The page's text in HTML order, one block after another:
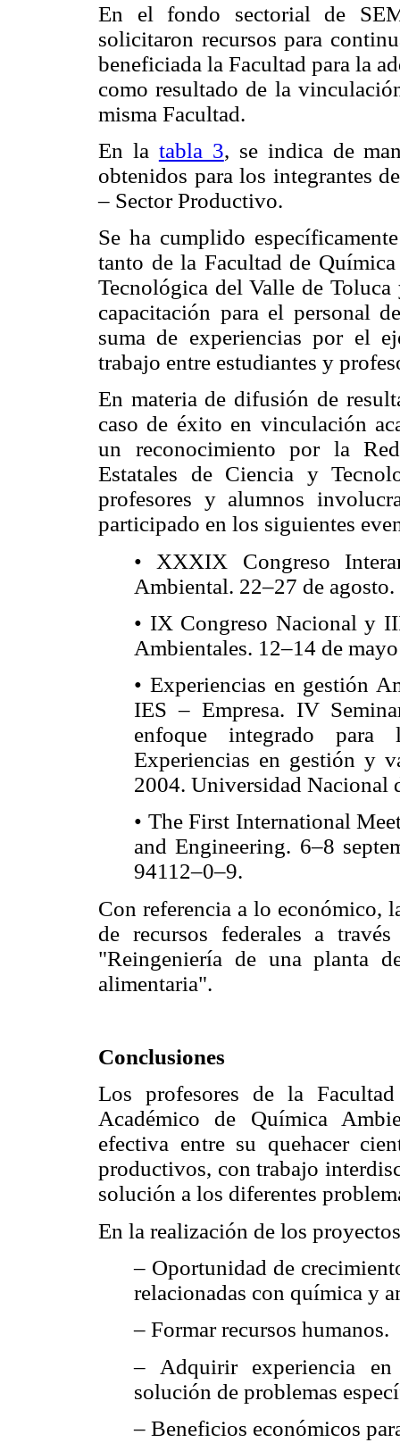
En el fondo sectorial de
solicitaron recursos para
beneficiada la Facultad para la
como resultado de la
misma Facultad.
En la tabla 3, se indica de
obtenidos para los integrantes
– Sector Productivo.
Se ha cumplido
tanto de la Facultad de
Tecnológica del Valle de
capacitación para el personal
suma de experiencias por el
trabajo entre estudiantes y
En materia de difusión de
caso de éxito en vinculación
un reconocimiento por la
Estatales de Ciencia y
profesores y alumnos
participado en los siguientes
• XXXIX Congreso
Ambiental. 22–27 de
• IX Congreso Nacional y
Ambientales. 12–14 de
• Experiencias en gestión
IES – Empresa. IV
enfoque integrado para
Experiencias en gestión y
2004. Universidad Nacional
• The First International
and Engineering. 6–8
94112–0–9.
Con referencia a lo económico,
de recursos federales a
"Reingeniería de una planta
alimentaria".
Conclusiones
Los profesores de la
Académico de Química
efectiva entre su quehacer
productivos, con trabajo
solución a los diferentes
En la realización de los
– Oportunidad de
relacionadas con química y
– Formar recursos humanos.
– Adquirir experiencia
solución de problemas
– Beneficios económicos